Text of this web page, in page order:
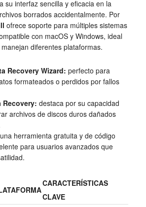
su interfaz sencilla y eficacia en la
borrados accidentalmente. Por
ofrece soporte para múltiples sistemas
con macOS y Windows, ideal
diferentes plataformas.
Recovery Wizard: perfecto para
formateados o perdidos por fallos
Recovery: destaca por su capacidad
archivos de discos duros dañados
una herramienta gratuita y de código
para usuarios avanzados que
CARACTERÍSTICAS
CLAVE